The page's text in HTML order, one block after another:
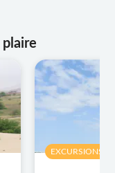
EXCURSIONS À